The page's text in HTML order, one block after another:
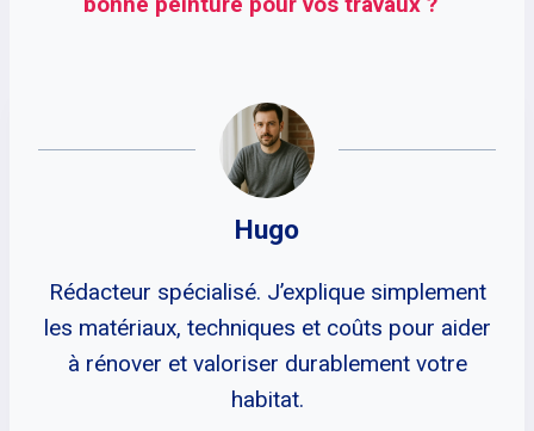
Hugo
Rédacteur spécialisé. J’explique simplement
les matériaux, techniques et coûts pour aider
à rénover et valoriser durablement votre
habitat.